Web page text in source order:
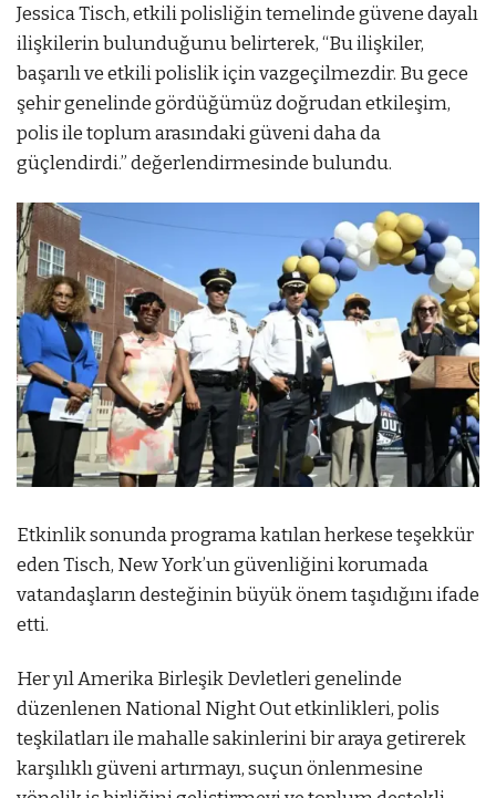
Jessica Tisch, etkili polisliğin temelinde güvene dayalı
ilişkilerin bulunduğunu belirterek, “Bu ilişkiler,
başarılı ve etkili polislik için vazgeçilmezdir. Bu gece
şehir genelinde gördüğümüz doğrudan etkileşim,
polis ile toplum arasındaki güveni daha da
güçlendirdi.” değerlendirmesinde bulundu.
Etkinlik sonunda programa katılan herkese teşekkür
eden Tisch, New York’un güvenliğini korumada
vatandaşların desteğinin büyük önem taşıdığını ifade
etti.
Her yıl Amerika Birleşik Devletleri genelinde
düzenlenen National Night Out etkinlikleri, polis
teşkilatları ile mahalle sakinlerini bir araya getirerek
karşılıklı güveni artırmayı, suçun önlenmesine